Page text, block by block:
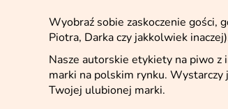
Wyobraź sobie zaskoczenie gości,
Piotra, Darka czy jakkolwiek
Nasze autorskie etykiety na piwo z
marki na polskim rynku.
Twojej ulubionej marki.